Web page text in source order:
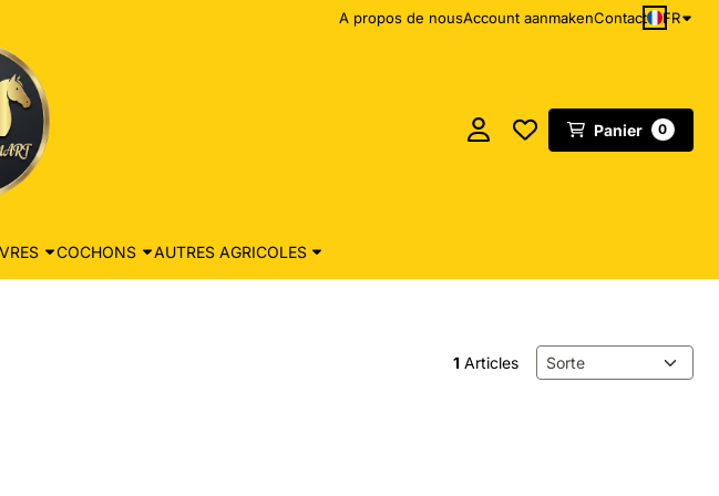
A propos de nousAccount aanmakenContact FR
Panier 0
COCHONS AUTRES AGRICOLES
1Articles Méthode de tri